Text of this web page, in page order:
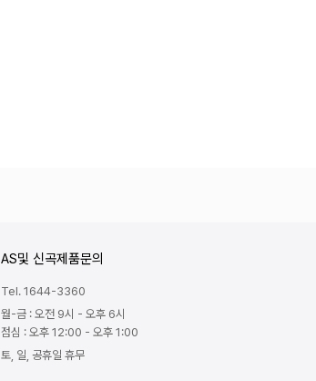
AS및 신곡제품문의
Tel. 1644-3360
월-금 : 오전 9시 - 오후 6시
점심 : 오후 12:00 - 오후 1:00
토, 일, 공휴일 휴무